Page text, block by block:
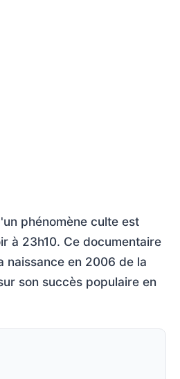
phénomène culte est
à 23h10. Ce documentaire
naissance en 2006 de la
son succès populaire en